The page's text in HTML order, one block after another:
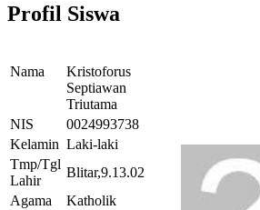
Profil Siswa
Nama
Kristoforus
Septiawan
Triutama
NIS
0024993738
Kelamin Laki-laki
Tmp/Tgl
Lahir
Blitar,9.13.02
Agama
Katholik